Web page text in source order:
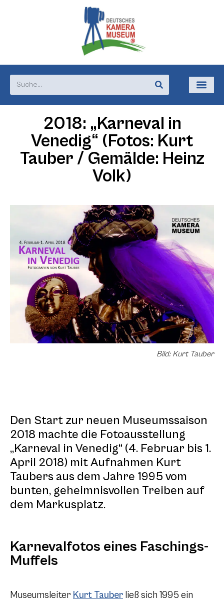
2018: „Karneval in
Venedig“ (Fotos: Kurt
Tauber / Gemälde: Heinz
Volk)
Bild: Kurt Tauber
Den Start zur neuen Museumssaison
2018 machte die Fotoausstellung
„Karneval in Venedig“ (4. Februar bis 1.
April 2018) mit Aufnahmen Kurt
Taubers aus dem Jahre 1995 vom
bunten, geheimnisvollen Treiben auf
dem Markusplatz.
Karnevalfotos eines Faschings-
Muffels
Museumsleiter Kurt Tauber ließ sich 1995 ein